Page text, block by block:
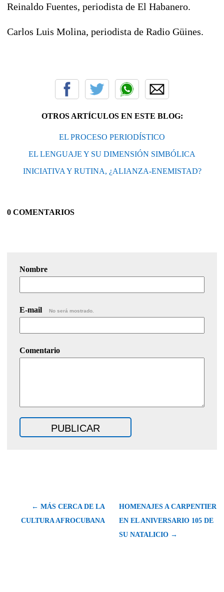
Reinaldo Fuentes, periodista de El Habanero.
Carlos Luis Molina, periodista de Radio Güines.
OTROS ARTÍCULOS EN ESTE BLOG:
EL PROCESO PERIODÍSTICO
EL LENGUAJE Y SU DIMENSIÓN SIMBÓLICA
INICIATIVA Y RUTINA, ¿ALIANZA-ENEMISTAD?
0 COMENTARIOS
Nombre
E-mail No será mostrado.
Comentario
← MÁS CERCA DE LA
CULTURA AFROCUBANA
HOMENAJES A CARPENTIER
EN EL ANIVERSARIO 105 DE
SU NATALICIO →